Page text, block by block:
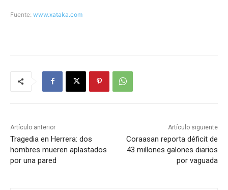
Fuente: www.xataka.com
Artículo anterior
Tragedia en Herrera: dos
hombres mueren aplastados
por una pared
Artículo siguiente
Coraasan reporta déficit de
43 millones galones diarios
por vaguada